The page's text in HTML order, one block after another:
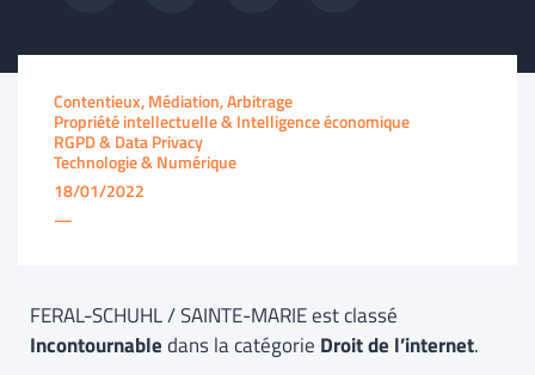
Contentieux, Médiation, Arbitrage
Propriété intellectuelle & Intelligence économique
RGPD & Data Privacy
Technologie & Numérique
18/01/2022
—
FERAL-SCHUHL / SAINTE-MARIE est classé
Incontournabledans la catégorie Droit de l’internet.